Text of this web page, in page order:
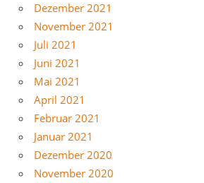
Dezember 2021
November 2021
Juli 2021
Juni 2021
Mai 2021
April 2021
Februar 2021
Januar 2021
Dezember 2020
November 2020